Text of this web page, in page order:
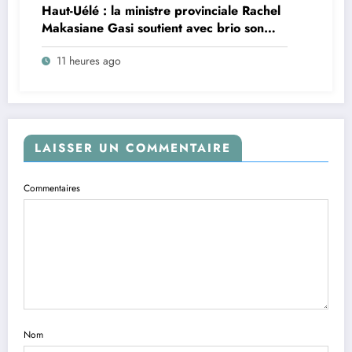
Haut-Uélé : la ministre provinciale Rachel
Makasiane Gasi soutient avec brio son
mémoire sur la persistance du paludisme
dans la zone de santé urbano-rurale
11 heures ago
LAISSER UN COMMENTAIRE
Commentaires
Nom